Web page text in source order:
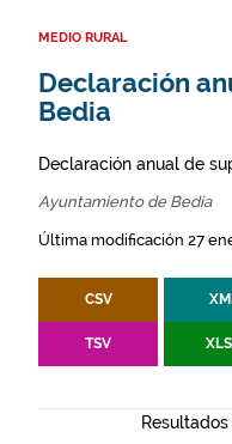
MEDIO RURAL
Declaración
Bedia
Declaración anual de
Ayuntamiento de Bedia
Última modificación 27
CSV
TSV